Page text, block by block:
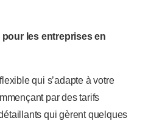
les entreprises en
qui s’adapte à votre
par des tarifs
qui gèrent quelques